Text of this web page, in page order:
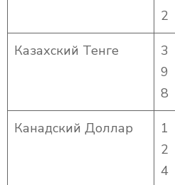
2
Казахский Тенге
3
9
8
Канадский Доллар
1
2
4